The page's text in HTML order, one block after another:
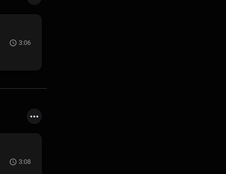
3:06
3:08